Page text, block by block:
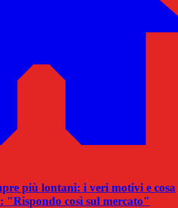
più lontani: i veri motivi e cosa
"Rispondo così sul mercato"